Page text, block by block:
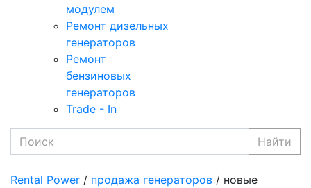
модулем
Ремонт дизельных
генераторов
Ремонт
бензиновых
генераторов
Trade - In
Найти
Rental Power / продажа генераторов / новые